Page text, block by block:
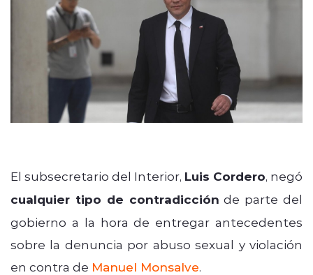
El subsecretario del Interior, Luis Cordero, negó
cualquier tipo de contradicción de parte del
gobierno a la hora de entregar antecedentes
sobre la denuncia por abuso sexual y violación
en contra de Manuel Monsalve.